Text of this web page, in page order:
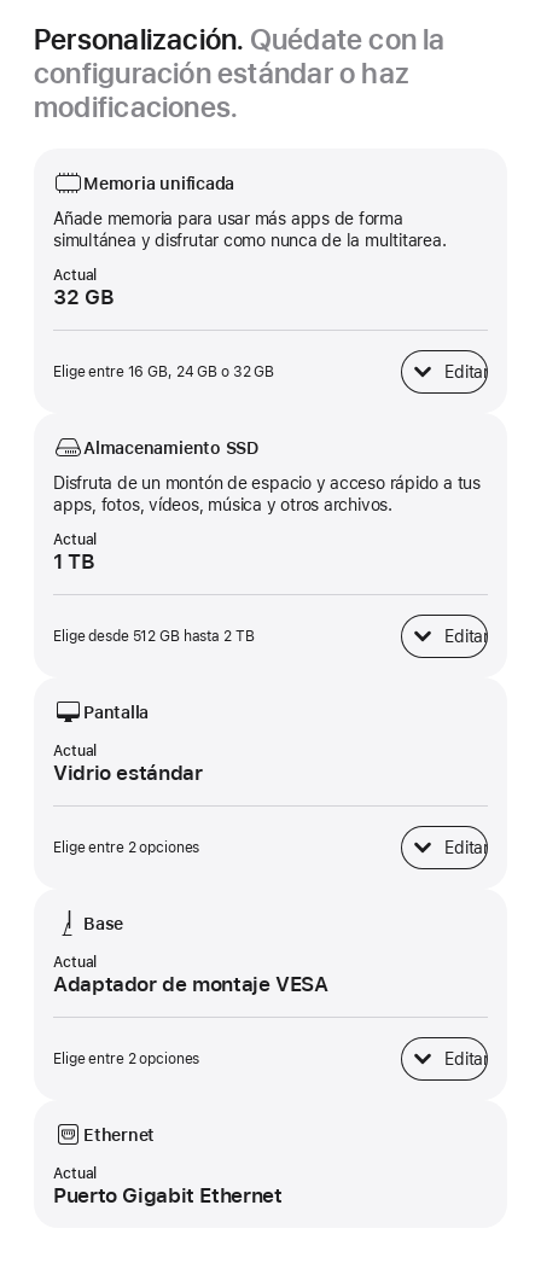
Personalización. Quédate con la
configuración estándar o haz
modificaciones.
Memoria unificada
Añade memoria para usar más apps de forma
simultánea y disfrutar como nunca de la multitarea.
Actual
32 GB
Elige entre 16 GB, 24 GB o 32 GB Editar
Memoria unificada
Almacenamiento SSD
Disfruta de un montón de espacio y acceso rápido a tus
apps, fotos, vídeos, música y otros archivos.
Actual
1 TB
Elige desde 512 GB hasta 2 TB Editar
Almacenamiento
Pantalla
Actual
Vidrio estándar
Elige entre 2 opciones Editar
Pantalla
Base
Actual
Adaptador de montaje VESA
Elige entre 2 opciones Editar
Base
Ethernet
Actual
Puerto Gigabit Ethernet